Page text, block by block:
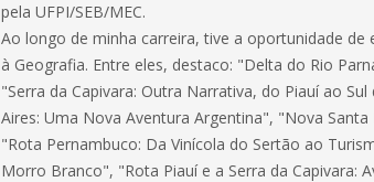
pela UFPI/SEB/MEC.
Ao longo de minha carreira, tive a oportunidade de
à Geografia. Entre eles, destaco: "Delta do Rio
"Serra da Capivara: Outra Narrativa, do Piauí ao
Aires: Uma Nova Aventura Argentina", "Nova
"Rota Pernambuco: Da Vinícola do Sertão ao
Morro Branco", "Rota Piauí e a Serra da Capivara: